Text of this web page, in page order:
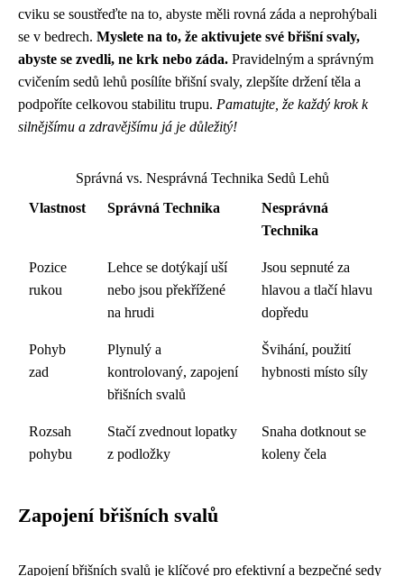
cviku se soustřeďte na to, abyste měli rovná záda a neprohýbali
se v bedrech. Myslete na to, že aktivujete své břišní svaly,
abyste se zvedli, ne krk nebo záda. Pravidelným a správným
cvičením sedů lehů posílíte břišní svaly, zlepšíte držení těla a
podpoříte celkovou stabilitu trupu. Pamatujte, že každý krok k
silnějšímu a zdravějšímu já je důležitý!
Správná vs. Nesprávná Technika Sedů Lehů
Vlastnost
Správná Technika
Nesprávná
Technika
Pozice
rukou
Lehce se dotýkají uší
nebo jsou překřížené
na hrudi
Jsou sepnuté za
hlavou a tlačí hlavu
dopředu
Pohyb
zad
Plynulý a
kontrolovaný, zapojení
břišních svalů
Švihání, použití
hybnosti místo síly
Rozsah
pohybu
Stačí zvednout lopatky
z podložky
Snaha dotknout se
koleny čela
Zapojení břišních svalů
Zapojení břišních svalů je klíčové pro efektivní a bezpečné sedy